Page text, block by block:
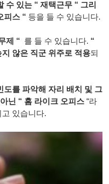
수 있는 “ 재택근무 “ 그리
피스 “ 등을 들 수 있습니다.
제 “ 를 들 수 있습니다. “
않은 직군 위주로 적용되
도를 파악해 자리 배치 및 그
닌 “ 홈 라이크 오피스 “라
있습니다.